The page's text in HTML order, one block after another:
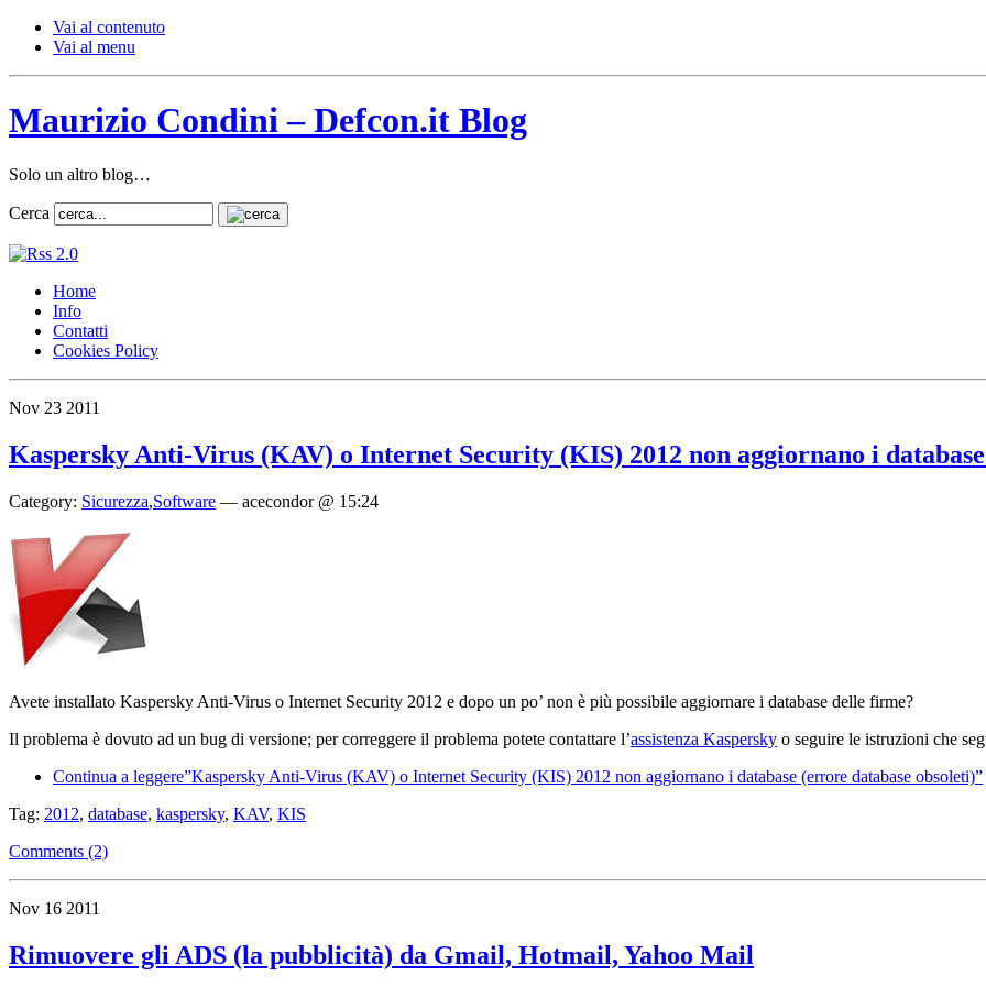
Vai al contenuto
Vai al menu
Maurizio Condini – Defcon.it Blog
Solo un altro blog…
Cerca
Home
Info
Contatti
Cookies Policy
Nov 23 2011
Kaspersky Anti-Virus (KAV) o Internet Security (KIS) 2012 non aggiornano i
Category: Sicurezza,Software — acecondor @ 15:24
Avete installato Kaspersky Anti-Virus o Internet Security 2012 e dopo un po’ non è più possibile aggiornare i database delle firme?
Il problema è dovuto ad un bug di versione; per correggere il problema potete contattare l’assistenza Kaspersky o seguire le istruzioni che
Continua a leggere”Kaspersky Anti-Virus (KAV) o Internet Security (KIS) 2012 non aggiornano i database (errore database obsoleti)”
Tag: 2012, database, kaspersky, KAV, KIS
Comments (2)
Nov 16 2011
Rimuovere gli ADS (la pubblicità) da Gmail, Hotmail, Yahoo Mail